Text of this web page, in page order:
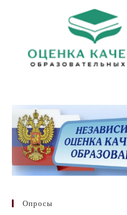
Опросы